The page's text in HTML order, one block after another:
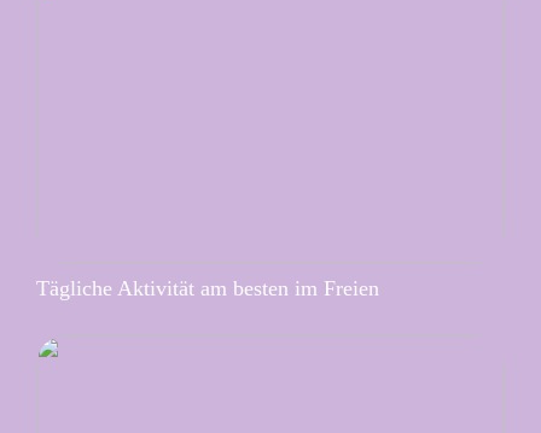
Tägliche Aktivität am besten im Freien